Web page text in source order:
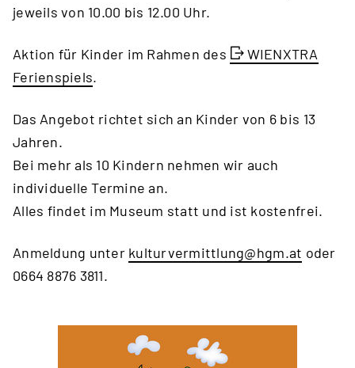
jeweils von 10.00 bis 12.00 Uhr.
Aktion für Kinder im Rahmen des
WIENXTRA
Ferienspiels.
Das Angebot richtet sich an Kinder von 6 bis 13
Jahren.
Bei mehr als 10 Kindern nehmen wir auch
individuelle Termine an.
Alles findet im Museum statt und ist kostenfrei.
Anmeldung unter kulturvermittlung@hgm.at oder
0664 8876 3811.